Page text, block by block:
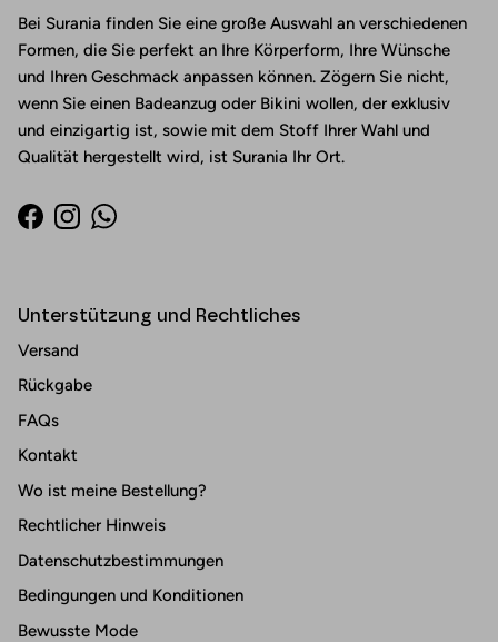
Bei Surania finden Sie eine große Auswahl an verschiedenen
Formen, die Sie perfekt an Ihre Körperform, Ihre Wünsche
und Ihren Geschmack anpassen können. Zögern Sie nicht,
wenn Sie einen Badeanzug oder Bikini wollen, der exklusiv
und einzigartig ist, sowie mit dem Stoff Ihrer Wahl und
Qualität hergestellt wird, ist Surania Ihr Ort.
Facebook
InstagramWhatsApp
Unterstützung und Rechtliches
Versand
Rückgabe
FAQs
Kontakt
Wo ist meine Bestellung?
Rechtlicher Hinweis
Datenschutzbestimmungen
Bedingungen und Konditionen
Bewusste Mode